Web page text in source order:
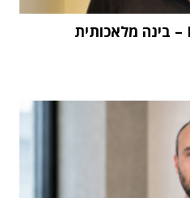
"העתיד הוא Physical AI – בינה מלאכותית